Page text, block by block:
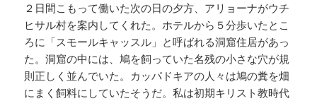
２日間こもって働いた次の日の夕方、アリョーナがウチ
ヒサル村を案内してくれた。ホテルから５分歩いたとこ
ろに「スモールキャッスル」と呼ばれる洞窟住居があっ
た。洞窟の中には、鳩を飼っていた名残の小さな穴が規
則正しく並んでいた。カッパドキアの人々は鳩の糞を畑
にまく飼料にしていたそうだ。私は初期キリスト教時代